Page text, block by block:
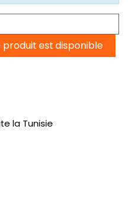
est disponible
la Tunisie